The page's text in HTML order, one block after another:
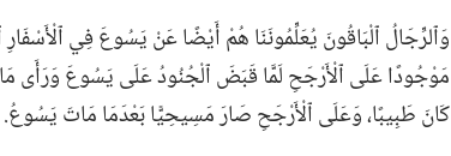
وَٱلرِّجَالُ ٱلْبَاقُونَ يُعَلِّمُونَنَا هُمْ أَيْضًا عَنْ يَسُوعَ فِي ٱلْأَسْفَارِ
مَوْجُودًا عَلَى ٱلْأَرْجَحِ لَمَّا قَبَضَ ٱلْجُنُودُ عَلَى يَسُوعَ وَرَأَى
كَانَ طَبِيبًا،‏ وَعَلَى ٱلْأَرْجَحِ صَارَ مَسِيحِيًّا بَعْدَمَا مَاتَ يَسُوعُ.‏